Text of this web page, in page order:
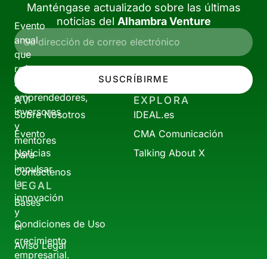
Evento
anual
que
reúne
a
emprendedores,
inversores
y
mentores
para
impulsar
la
innovación
y
el
crecimiento
empresarial.
Manténgase actualizado sobre las últimas
noticias del Alhambra Venture
SUSCRÍBIRME
AV
Sobre Nosotros
Evento
Noticias
Contáctenos
EXPLORA
IDEAL.es
CMA Comunicación
Talking About X
LEGAL
Bases
Condiciones de Uso
Aviso Legal